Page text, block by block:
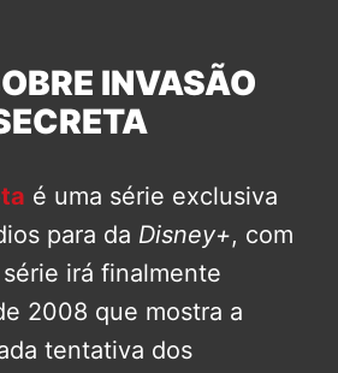
INVASÃO
é uma série exclusiva
para da Disney+, com
irá finalmente
2008 que mostra a
tentativa dos